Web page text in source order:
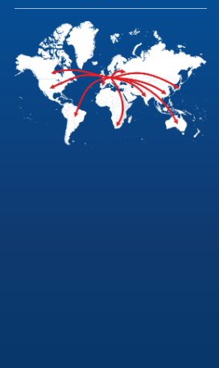
COSMETICS and PERFUMERY,
line Querteilanlage (0,5-2 mm x
200 CNC-Drehmaschine mit
50 5-Achsen-Maschinenzentrum
HX300iG/400 BAZ